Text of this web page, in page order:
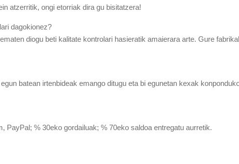
atzerritik, ongi etorriak dira gu bisitatzera!
dagokionez?
diogu beti kalitate kontrolari hasieratik amaierara arte. Gure
batean irtenbideak emango ditugu eta bi egunetan kexak
PayPal; % 30eko gordailuak; % 70eko saldoa entregatu aurretik.